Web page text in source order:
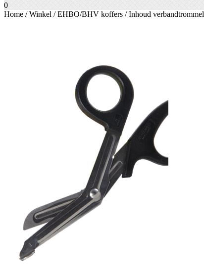
0
Home /Winkel /EHBO/BHV koffers /Inhoud